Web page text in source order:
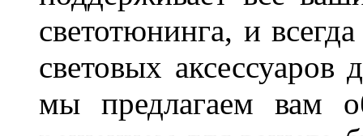
светотюнинга, и
световых
мы предлагаем вам